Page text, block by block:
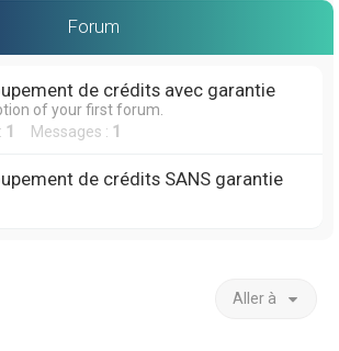
Forum
de crédits avec garantie
of your first forum.
1 Messages : 1
de crédits SANS garantie
Aller à